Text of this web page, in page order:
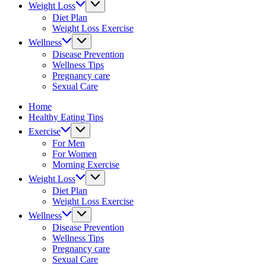
fitness Weight Loss
Diet Plan
Weight Loss Exercise
Wellness
Disease Prevention
Wellness Tips
Pregnancy care
Sexual Care
Home
Healthy Eating Tips
Exercise
For Men
For Women
Morning Exercise
Weight Loss
Diet Plan
Weight Loss Exercise
Wellness
Disease Prevention
Wellness Tips
Pregnancy care
Sexual Care